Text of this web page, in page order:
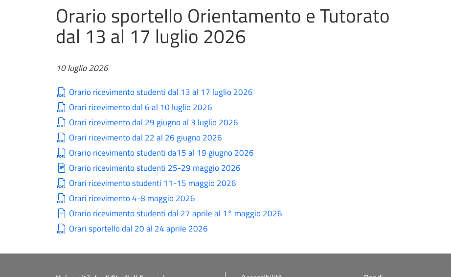
Orario sportello Orientamento e Tutorato
dal 13 al 17 luglio 2026
10 luglio 2026
Orario ricevimento studenti dal 13 al 17 luglio 2026
Orari ricevimento dal 6 al 10 luglio 2026
Orari ricevimento dal 29 giugno al 3 luglio 2026
Orari ricevimento dal 22 al 26 giugno 2026
Orario ricevimento studenti da15 al 19 giugno 2026
Orario ricevimento studenti 25-29 maggio 2026
Orari ricevimento studenti 11-15 maggio 2026
Orari ricevimento 4-8 maggio 2026
Orario ricevimento studenti dal 27 aprile al 1° maggio 2026
Orari sportello dal 20 al 24 aprile 2026